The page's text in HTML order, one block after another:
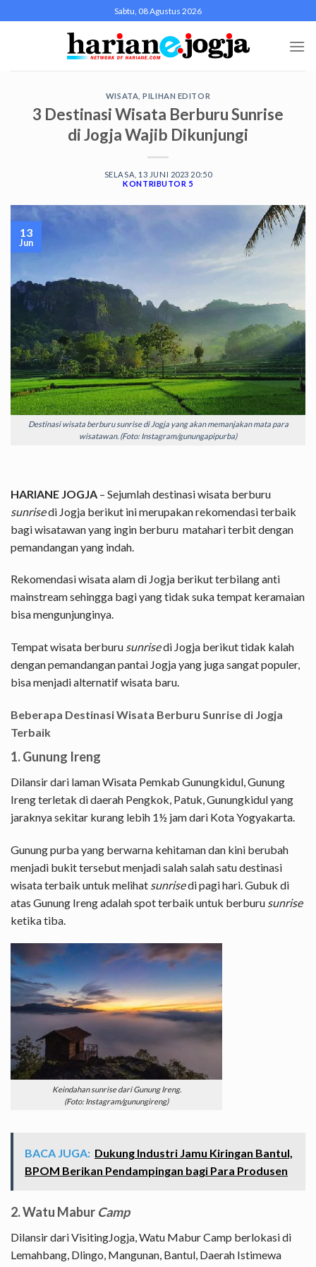
to
Sabtu, 08 Agustus 2026
WISATA ,PILIHAN EDITOR
3 Destinasi Wisata Berburu Sunrise
di Jogja Wajib Dikunjungi
SELASA, 13 JUNI 2023 20:50
KONTRIBUTOR 5
Destinasi wisata berburu sunrise di Jogja yang akan memanjakan mata para
wisatawan. (Foto: Instagram/gunungapipurba)
13
Jun
HARIANE JOGJA – Sejumlah destinasi wisata berburu
sunrisedi Jogja berikut ini merupakan rekomendasi terbaik
bagi wisatawan yang ingin berburu matahari terbit dengan
pemandangan yang indah.
Rekomendasi wisata alam di Jogja berikut terbilang anti
mainstream sehingga bagi yang tidak suka tempat keramaian
bisa mengunjunginya.
Tempat wisata berburu sunrisedi Jogja berikut tidak kalah
dengan pemandangan pantai Jogja yang juga sangat populer,
bisa menjadi alternatif wisata baru.
Beberapa Destinasi Wisata Berburu Sunrise di Jogja
Terbaik
1. Gunung Ireng
Dilansir dari laman Wisata Pemkab Gunungkidul, Gunung
Ireng terletak di daerah Pengkok, Patuk, Gunungkidul yang
jaraknya sekitar kurang lebih 1½ jam dari Kota Yogyakarta.
Gunung purba yang berwarna kehitaman dan kini berubah
menjadi bukit tersebut menjadi salah salah satu destinasi
wisata terbaik untuk melihat sunrisedi pagi hari. Gubuk di
atas Gunung Ireng adalah spot terbaik untuk berburu sunrise
ketika tiba.
Keindahan sunrise dari Gunung Ireng.
(Foto: Instagram/gunungireng)
BACA JUGA: Dukung Industri Jamu Kiringan Bantul,
BPOM Berikan Pendampingan bagi Para Produsen
2. Watu Mabur Camp
Dilansir dari VisitingJogja, Watu Mabur Camp berlokasi di
Lemahbang, Dlingo, Mangunan, Bantul, Daerah Istimewa